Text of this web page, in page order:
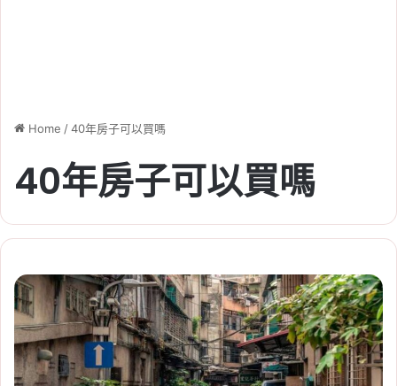
Home /40年房子可以買嗎
40年房子可以買嗎